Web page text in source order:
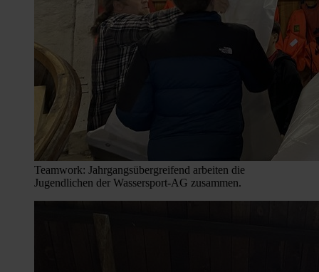
Teamwork: Jahrgangsübergreifend arbeiten die
Jugendlichen der Wassersport-AG zusammen.